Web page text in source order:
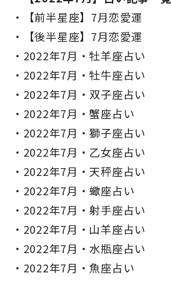
【前半星座】7月恋愛運
【後半星座】7月恋愛運
2022年7月・牡羊座占い
2022年7月・牡牛座占い
2022年7月・双子座占い
2022年7月・蟹座占い
2022年7月・獅子座占い
2022年7月・乙女座占い
2022年7月・天秤座占い
2022年7月・蠍座占い
2022年7月・射手座占い
2022年7月・山羊座占い
2022年7月・水瓶座占い
2022年7月・魚座占い